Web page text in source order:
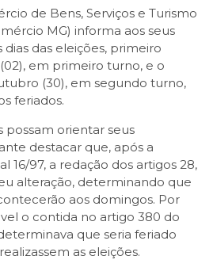
de Bens, Serviços e Turismo
MG) informa aos seus
das eleições, primeiro
em primeiro turno, e o
(30), em segundo turno,
feriados.
possam orientar seus
destacar que, após a
16/97, a redação dos artigos 28,
alteração, determinando que
aos domingos. Por
o contida no artigo 380 do
que seria feriado
as eleições.